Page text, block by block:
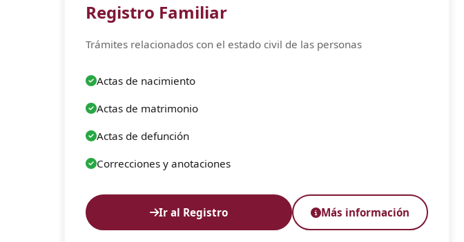
Registro Familiar
Trámites relacionados con el estado civil de las personas
Actas de nacimiento
Actas de matrimonio
Actas de defunción
Correcciones y anotaciones
Ir al Registro Más información